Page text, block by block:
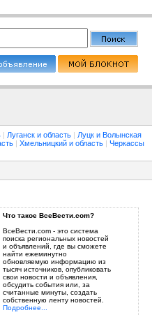
| Луганск и область | Луцк и Волынская
| Хмельницкий и область | Черкассы
Что такое ВсеВести.com?
ВсеВести.com - это система
поиска региональных новостей
и объявлений, где вы сможете
найти ежеминутно
обновляемую информацию из
тысяч источников, опубликовать
свои новости и объявления,
обсудить события или, за
считанные минуты, создать
собственную ленту новостей.
Подробнее...